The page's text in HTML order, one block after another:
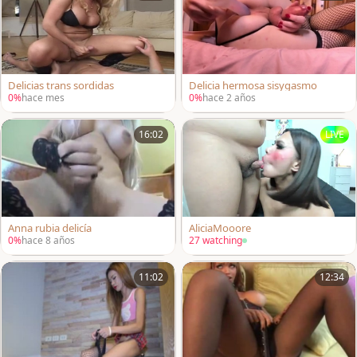
Delicias trans sordidas
0%hace mes
Delicia hermosa sisygasmo
0%hace 2 años
16:02
Anna rubia delicía
0%hace 8 años
LIVE
AliciaMooore
27 watching
11:02 12:34